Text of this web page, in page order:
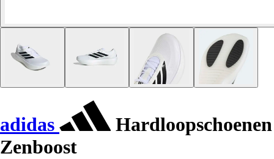
adidas
Hardloopschoenen
Zenboost